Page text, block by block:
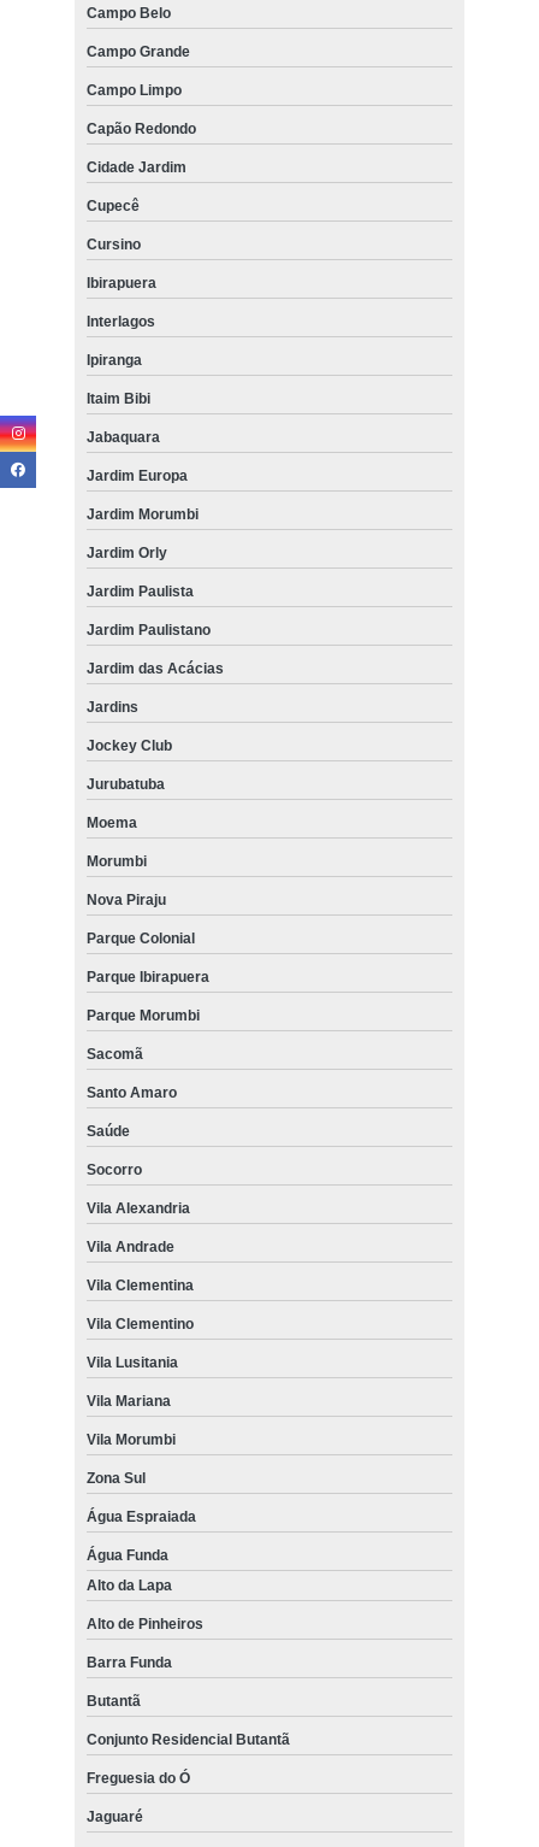
Campo Belo
Campo Grande
Campo Limpo
Capão Redondo
Cidade Jardim
Cupecê
Cursino
Ibirapuera
Interlagos
Ipiranga
Itaim Bibi
Jabaquara
Jardim Europa
Jardim Morumbi
Jardim Orly
Jardim Paulista
Jardim Paulistano
Jardim das Acácias
Jardins
Jockey Club
Jurubatuba
Moema
Morumbi
Nova Piraju
Parque Colonial
Parque Ibirapuera
Parque Morumbi
Sacomã
Santo Amaro
Saúde
Socorro
Vila Alexandria
Vila Andrade
Vila Clementina
Vila Clementino
Vila Lusitania
Vila Mariana
Vila Morumbi
Zona Sul
Água Espraiada
Água Funda
Alto da Lapa
Alto de Pinheiros
Barra Funda
Butantã
Conjunto Residencial Butantã
Freguesia do Ó
Jaguaré